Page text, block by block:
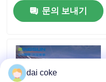
공장 여행
품질 관리
문의 보내기
dai coke